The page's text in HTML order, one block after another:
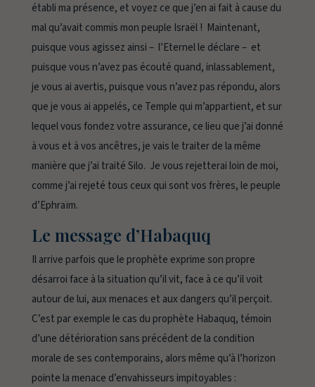
établi ma présence, et voyez ce que j’en ai fait à cause du
mal qu’avait commis mon peuple Israël ! Maintenant,
puisque vous agissez ainsi – l’Eternel le déclare – et
puisque vous n’avez pas écouté quand, inlassablement,
je vous ai avertis, puisque vous n’avez pas répondu, alors
que je vous ai appelés, ce Temple qui m’appartient, et sur
lequel vous fondez votre assurance, ce lieu que j’ai donné
à vous et à vos ancêtres, je vais le traiter de la même
manière que j’ai traité Silo. Je vous rejetterai loin de moi,
comme j’ai rejeté tous ceux qui sont vos frères, le peuple
d’Ephraïm.
Le message d’Habaquq
Il arrive parfois que le prophète exprime son propre
désarroi face à la situation qu’il vit, face à ce qu’il voit
autour de lui, aux menaces et aux dangers qu’il perçoit.
C’est par exemple le cas du prophète Habaquq, témoin
d’une détérioration sans précédent de la condition
morale de ses contemporains, alors même qu’à l’horizon
pointe la menace d’envahisseurs impitoyables :